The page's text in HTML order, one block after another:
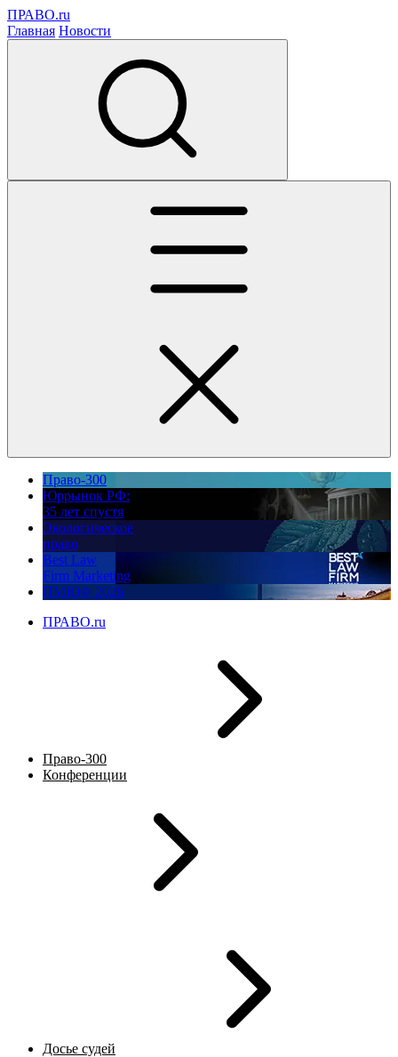
ПРАВО.ru
Главная Новости
Право-300
Юррынок РФ:
35 лет спустя
Экологическое
право
Best Law
Firm Marketing
ПМЮФ 2026
ПРАВО.ru
Право-300
Конференции
Досье судей